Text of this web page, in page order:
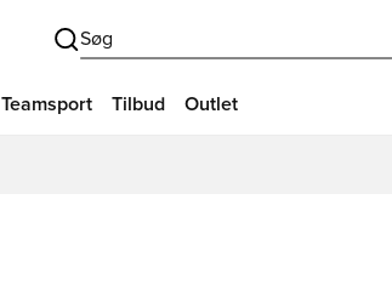
Søg
Teamsport Tilbud Outlet